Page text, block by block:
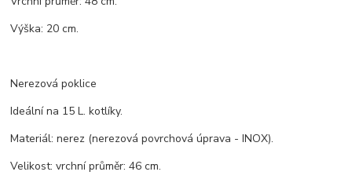
Výška: 20 cm.
Nerezová poklice
Ideální na 15 L. kotlíky.
Materiál: nerez (nerezová povrchová úprava - INOX).
Velikost: vrchní průměr: 46 cm.